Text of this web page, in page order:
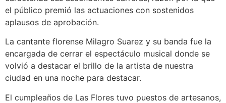
el público premió las actuaciones con sostenidos
aplausos de aprobación.
La cantante florense Milagro Suarez y su banda fue la
encargada de cerrar el espectáculo musical donde se
volvió a destacar el brillo de la artista de nuestra
ciudad en una noche para destacar.
El cumpleaños de Las Flores tuvo puestos de artesanos,